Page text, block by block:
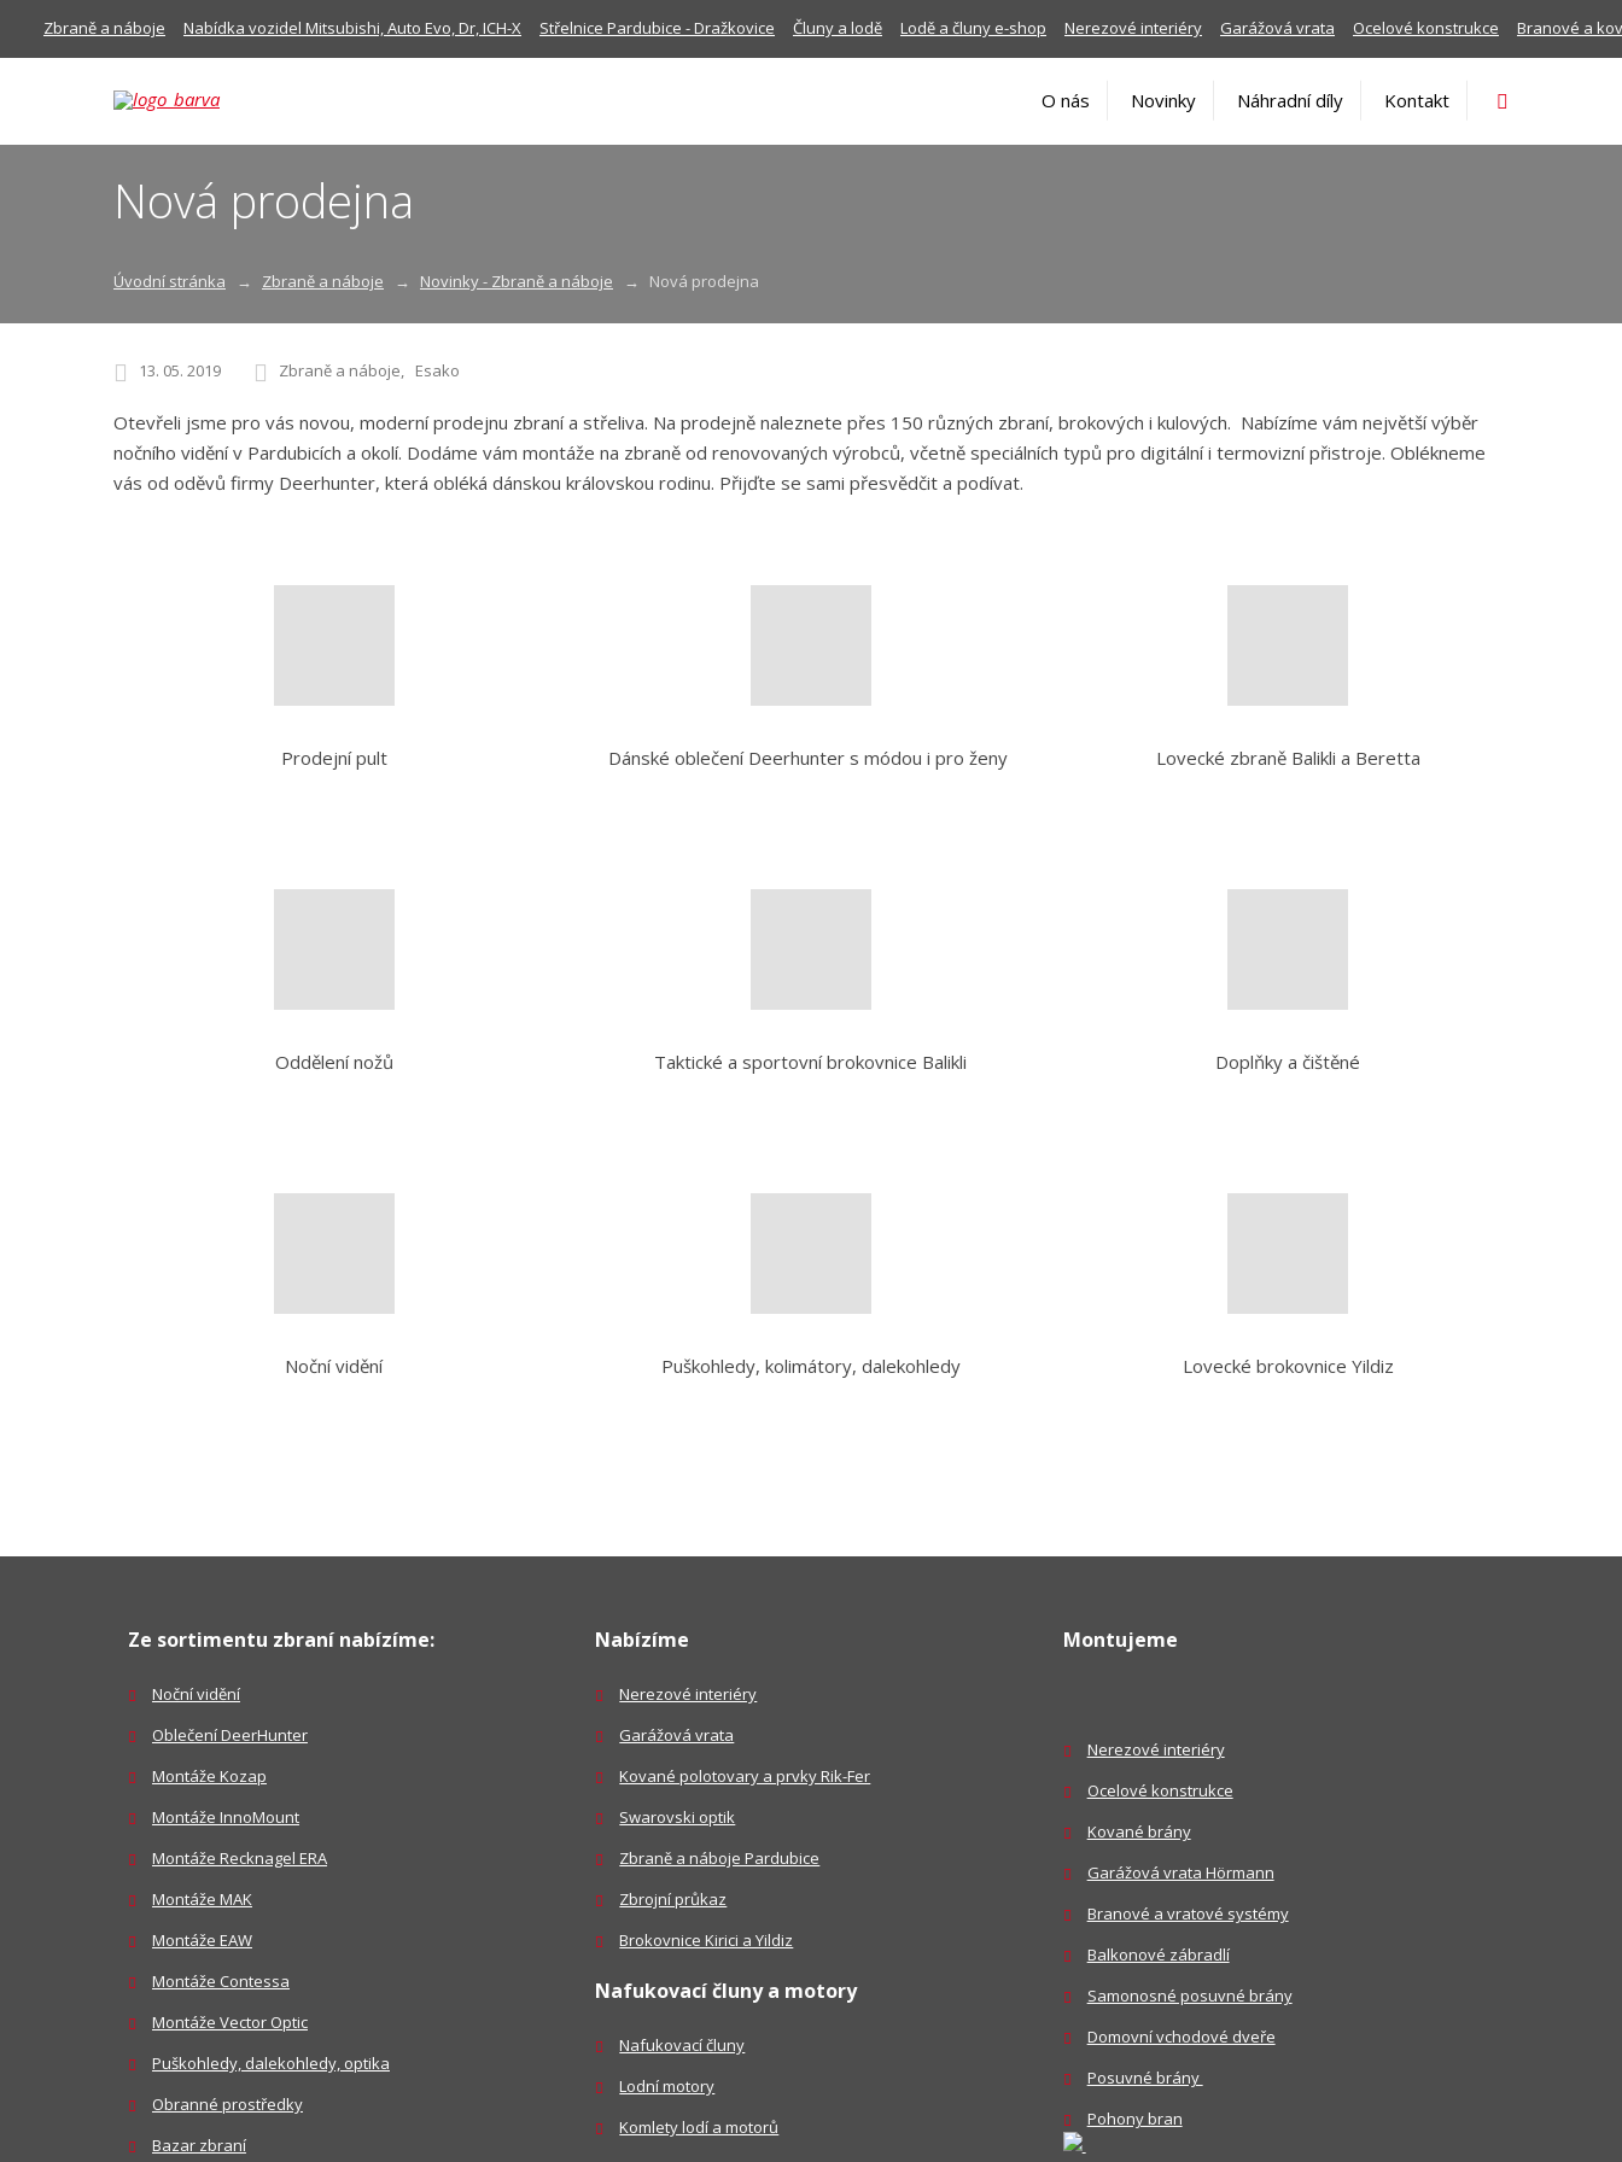
Zbraně a náboje Nabídka vozidel Mitsubishi, Auto Evo, Dr, ICH-X Střelnice Pardubice - Dražkovice Čluny a lodě Lodě a čluny e-shop Nerezové interiéry Garážová vrata Ocelové konstrukce Branové a
O nás Novinky Náhradní díly Kontakt
Nová prodejna
Úvodní stránka Zbraně a náboje Novinky - Zbraně a náboje Nová prodejna
13. 05. 2019 Zbraně a náboje Esako
Otevřeli jsme pro vás novou, moderní prodejnu zbraní a střeliva. Na prodejně naleznete přes 150 různých zbraní, brokových i kulových. Nabízíme vám největší výběr
nočního vidění v Pardubicích a okolí. Dodáme vám montáže na zbraně od renovovaných výrobců, včetně speciálních typů pro digitální i termovizní přistroje. Oblékneme
vás od oděvů firmy Deerhunter, která obléká dánskou královskou rodinu. Přijďte se sami přesvědčit a podívat.
Prodejní pult
Oddělení nožů
Noční vidění
Dánské oblečení Deerhunter s módou i pro ženy
Taktické a sportovní brokovnice Balikli
Puškohledy, kolimátory, dalekohledy
Lovecké zbraně Balikli a Beretta
Doplňky a čištěné
Lovecké brokovnice Yildiz
Ze sortimentu zbraní nabízíme:
Noční vidění
Oblečení DeerHunter
Montáže Kozap
Montáže InnoMount
Montáže Recknagel ERA
Montáže MAK
Montáže EAW
Montáže Contessa
Montáže Vector Optic
Puškohledy, dalekohledy, optika
Obranné prostředky
Bazar zbraní
Nabízíme
Nerezové interiéry
Garážová vrata
Kované polotovary a prvky Rik-Fer
Swarovski optik
Zbraně a náboje Pardubice
Zbrojní průkaz
Brokovnice Kirici a Yildiz
Nafukovací čluny a motory
Nafukovací čluny
Lodní motory
Komlety lodí a motorů
Montujeme
Nerezové interiéry
Ocelové konstrukce
Kované brány
Garážová vrata Hörmann
Branové a vratové systémy
Balkonové zábradlí
Samonosné posuvné brány
Domovní vchodové dveře
Posuvné brány
Pohony bran